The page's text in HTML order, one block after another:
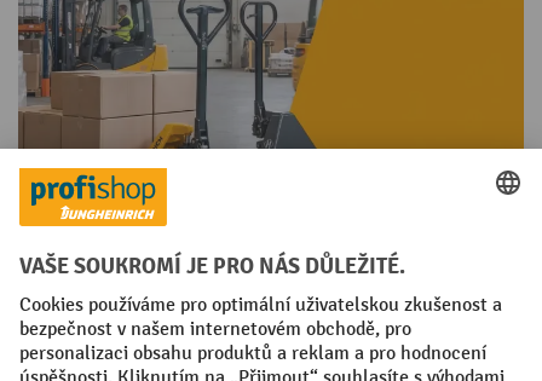
Univerzální řešení pro sklad a
logistiku